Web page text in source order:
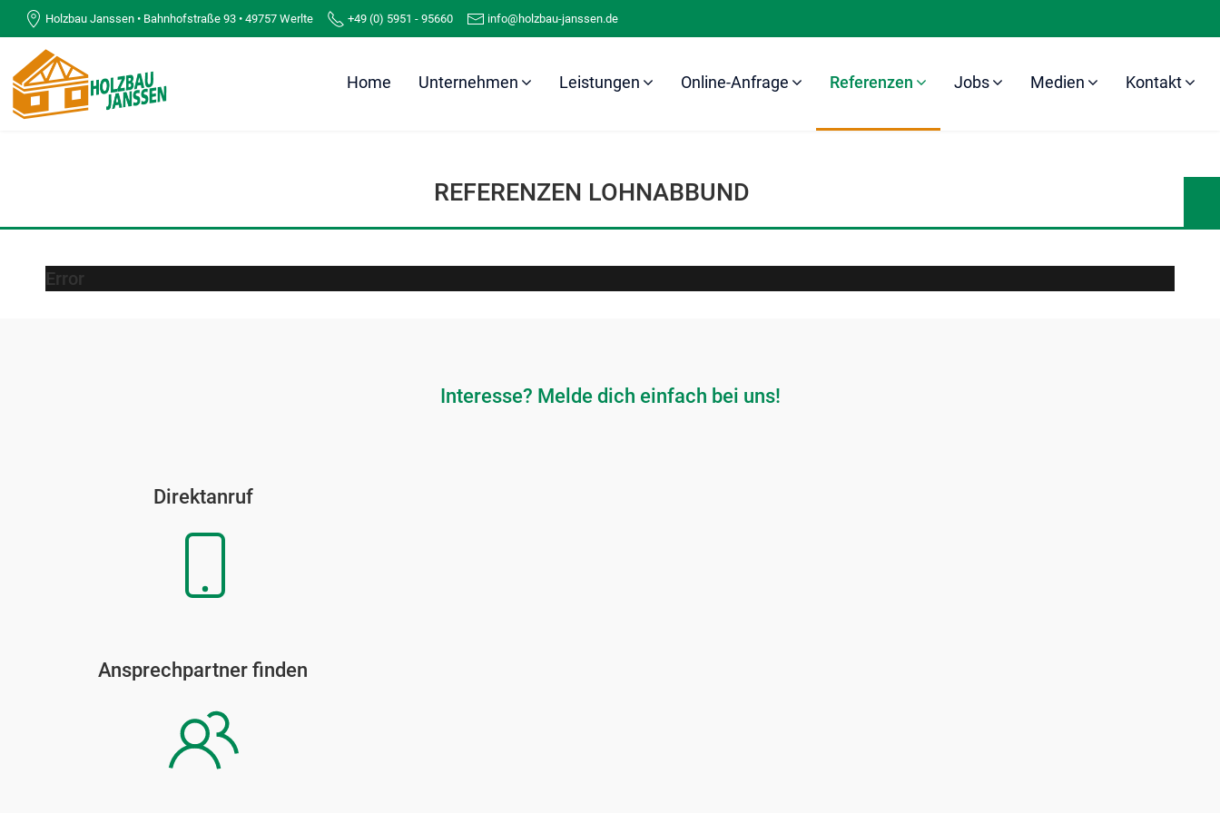
Holzbau Janssen • Bahnhofstraße 93 • 49757 Werlte +49 (0) 5951 - 95660 info@holzbau-janssen.de
Home Unternehmen Leistungen Online-Anfrage Referenzen Jobs Medien Kontakt
REFERENZEN LOHNABBUND
Error
Interesse? Melde dich einfach bei uns!
Direktanruf
Ansprechpartner finden